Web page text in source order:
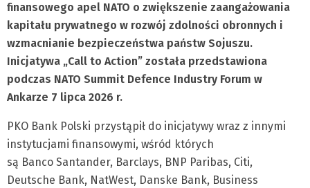
finansowego apel NATO o zwiększenie zaangażowania
kapitału prywatnego w rozwój zdolności obronnych i
wzmacnianie bezpieczeństwa państw Sojuszu.
Inicjatywa „Call to Action” została przedstawiona
podczas NATO Summit Defence Industry Forum w
Ankarze 7 lipca 2026 r.
PKO Bank Polski przystąpił do inicjatywy wraz z innymi
instytucjami finansowymi, wśród których
są Banco Santander, Barclays, BNP Paribas, Citi,
Deutsche Bank, NatWest, Danske Bank, Business